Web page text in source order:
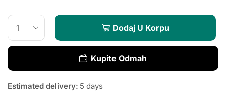
Dodaj U Korpu
Kupite Odmah
Estimated delivery: 5 days